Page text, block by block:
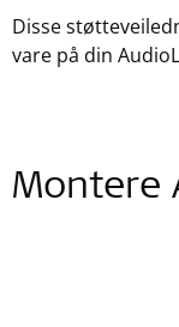
Disse
vare på din
Montere